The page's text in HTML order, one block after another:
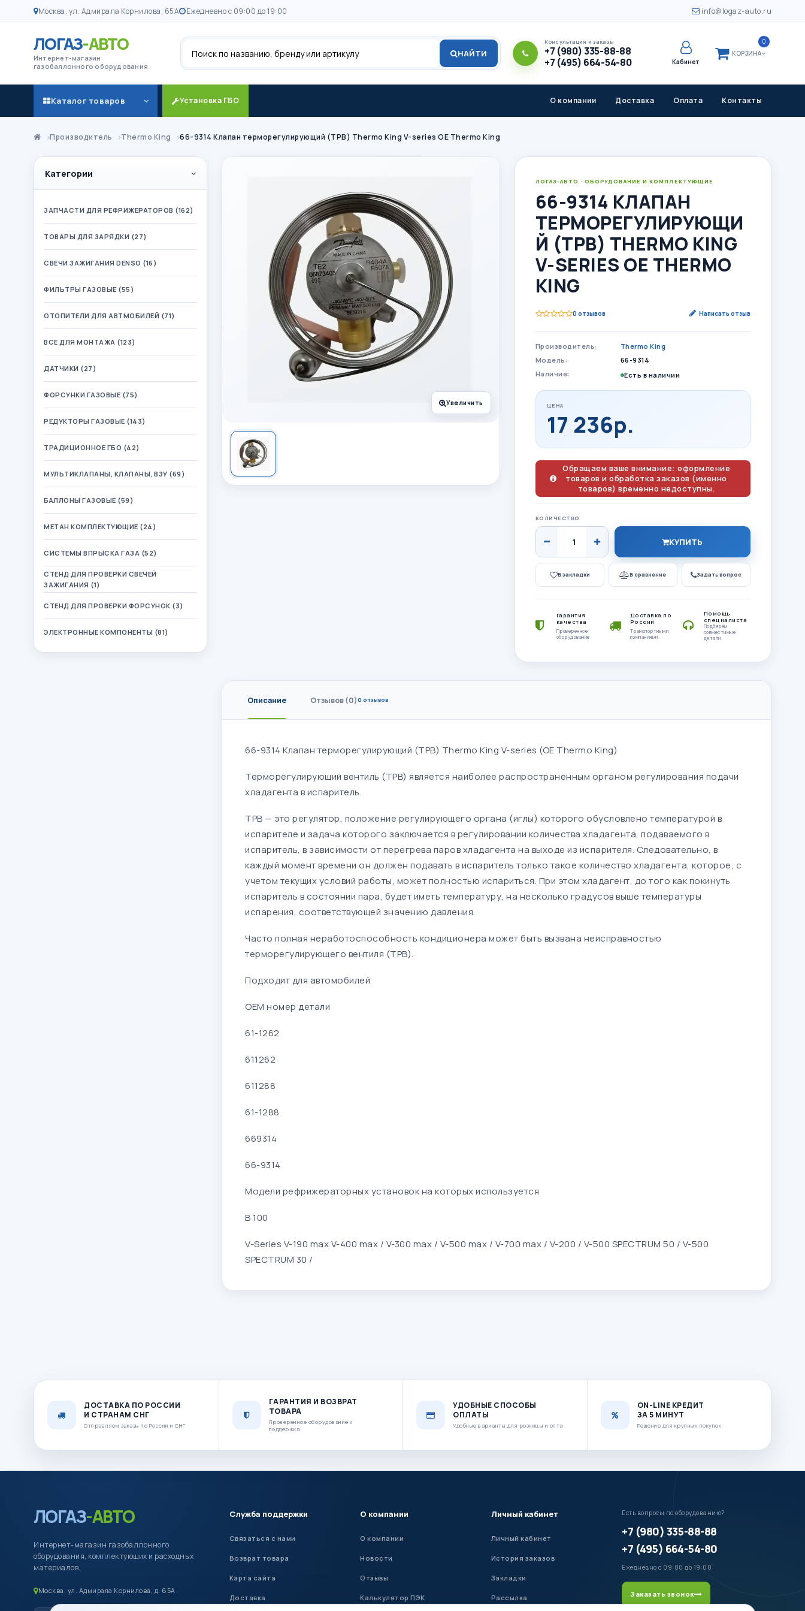
Москва, ул. Адмирала Корнилова, 65А Ежедневно с 09:00 до 19:00 info@logaz-auto.ru
ЛОГАЗ-АВТО
Интернет-магазин
газобаллонного оборудования
НАЙТИ
Консультация и заказы
+7 (980) 335-88-88
+7 (495) 664-54-80
Кабинет
КОРЗИНА
0
Каталог товаров Установка ГБО О компании Доставка Оплата Контакты
Производитель Thermo King 66-9314 Клапан терморегулирующий (ТРВ) Thermo King V-series OE Thermo King
Категории
ЗАПЧАСТИ ДЛЯ РЕФРИЖЕРАТОРОВ (162)
ТОВАРЫ ДЛЯ ЗАРЯДКИ (27)
СВЕЧИ ЗАЖИГАНИЯ DENSO (16)
ФИЛЬТРЫ ГАЗОВЫЕ (55)
ОТОПИТЕЛИ ДЛЯ АВТМОБИЛЕЙ (71)
ВСЕ ДЛЯ МОНТАЖА (123)
ДАТЧИКИ (27)
ФОРСУНКИ ГАЗОВЫЕ (75)
РЕДУКТОРЫ ГАЗОВЫЕ (143)
ТРАДИЦИОННОЕ ГБО (42)
МУЛЬТИКЛАПАНЫ, КЛАПАНЫ, ВЗУ (69)
БАЛЛОНЫ ГАЗОВЫЕ (59)
МЕТАН КОМПЛЕКТУЮЩИЕ (24)
СИСТЕМЫ ВПРЫСКА ГАЗА (52)
СТЕНД ДЛЯ ПРОВЕРКИ СВЕЧЕЙ
ЗАЖИГАНИЯ (1)
СТЕНД ДЛЯ ПРОВЕРКИ ФОРСУНОК (3)
ЭЛЕКТРОННЫЕ КОМПОНЕНТЫ (81)
Увеличить
ЛОГАЗ-АВТО · ОБОРУДОВАНИЕ И КОМПЛЕКТУЮЩИЕ
66-9314 КЛАПАН
ТЕРМОРЕГУЛИРУЮЩИ
Й (ТРВ) THERMO KING
V-SERIES OE THERMO
KING
0 отзывов Написать отзыв
Производитель:
Thermo King
Модель:
66-9314
Наличие:
Есть в наличии
ЦЕНА
17 236р.
Обращаем ваше внимание: оформление
товаров и обработка заказов (именно
товаров) временно недоступны.
КОЛИЧЕСТВО
КУПИТЬ
В закладки В сравнение Задать вопрос
Гарантия
качества
Проверенное
оборудование
Доставка по
России
Транспортными
компаниями
Помощь
специалиста
Подберём
совместимые
детали
Описание Отзывов (0)0 отзывов
66-9314 Клапан терморегулирующий (ТРВ) Thermo King V-series (OE Thermo King)
Терморегулирующий вентиль (ТРВ) является наиболее распространенным органом регулирования подачи
хладагента в испаритель.
ТРВ — это регулятор, положение регулирующего органа (иглы) которого обусловлено температурой в
испарителе и задача которого заключается в регулировании количества хладагента, подаваемого в
испаритель, в зависимости от перегрева паров хладагента на выходе из испарителя. Следовательно, в
каждый момент времени он должен подавать в испаритель только такое количество хладагента, которое, с
учетом текущих условий работы, может полностью испариться. При этом хладагент, до того как покинуть
испаритель в состоянии пара, будет иметь температуру, на несколько градусов выше температуры
испарения, соответствующей значению давления.
Часто полная неработоспособность кондиционера может быть вызвана неисправностью
терморегулирующего вентиля (ТРВ).
Подходит для автомобилей
OEM номер детали
61-1262
611262
611288
61-1288
669314
66-9314
Модели рефрижераторных установок на которых используется
B 100
V-Series V-190 max V-400 max / V-300 max / V-500 max / V-700 max / V-200 / V-500 SPECTRUM 50 / V-500
SPECTRUM 30 /
ДОСТАВКА ПО РОССИИ
И СТРАНАМ СНГ
Отправляем заказы по России и СНГ
ГАРАНТИЯ И ВОЗВРАТ
ТОВАРА
Проверенное оборудование и
поддержка
УДОБНЫЕ СПОСОБЫ
ОПЛАТЫ
Удобные варианты для розницы и опта
ON-LINE КРЕДИТ
ЗА 5 МИНУТ
Решение для крупных покупок
ЛОГАЗ-АВТО
Интернет-магазин газобаллонного
оборудования, комплектующих и расходных
материалов.
Москва, ул. Адмирала Корнилова, д. 65А
Служба поддержки
Связаться с нами
Возврат товара
Карта сайта
Доставка
О компании
О компании
Новости
Отзывы
Калькулятор ПЭК
Личный кабинет
Личный кабинет
История заказов
Закладки
Рассылка
Есть вопросы по оборудованию?
+7 (980) 335-88-88
+7 (495) 664-54-80
Ежедневно с 09:00 до 19:00
Заказать звонок